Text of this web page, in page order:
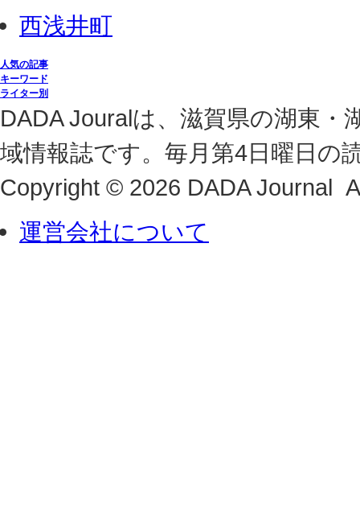
西浅井町
人気の記事
キーワード
ライター別
DADA Jouralは、滋賀県の湖東
域情報誌です。毎月第4日曜日の
Copyright © 2026 DADA Journal
運営会社について